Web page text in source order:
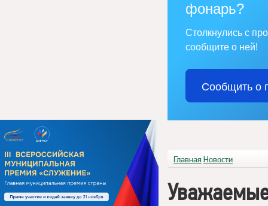
фонарь?
Столкнулись с
сообщите о ней!
Сообщить о
Главная Новости